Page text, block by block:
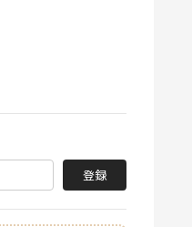
登録